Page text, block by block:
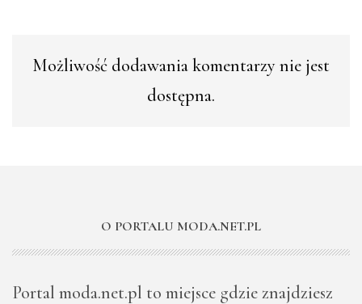
Możliwość dodawania komentarzy nie jest
dostępna.
O PORTALU MODA.NET.PL
Portal moda.net.pl to miejsce gdzie znajdziesz